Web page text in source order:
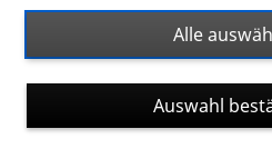
Ort. Nutzen Sie den
nach Flyern und
suchen. Die meisten Flyer
verschiedenen Formaten
postalischen Bestellung
Alle
Auswahl